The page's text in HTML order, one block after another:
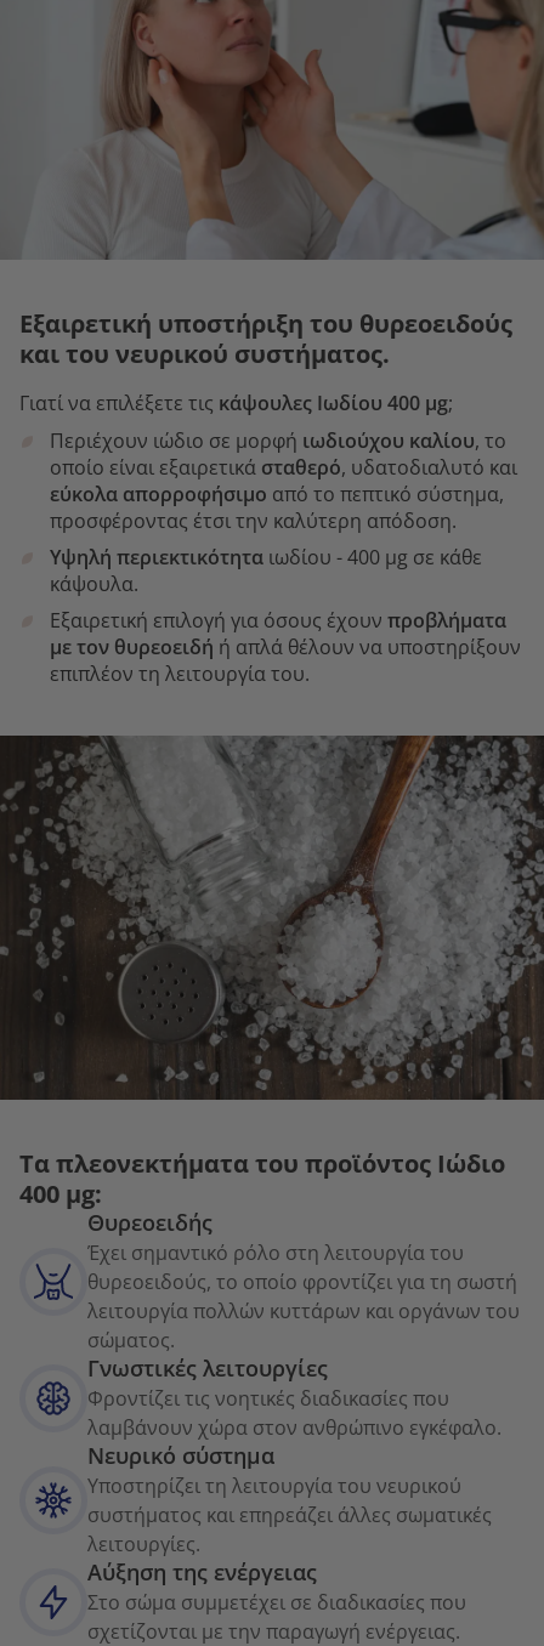
Εξαιρετική υποστήριξη του θυρεοειδούς
και του νευρικού συστήματος.
Γιατί να επιλέξετε τις κάψουλες Ιωδίου 400 µg;
Περιέχουν ιώδιο σε μορφή ιωδιούχου καλίου, το
οποίο είναι εξαιρετικά σταθερό, υδατοδιαλυτό και
εύκολα απορροφήσιμο από το πεπτικό σύστημα,
προσφέροντας έτσι την καλύτερη απόδοση.
Υψηλή περιεκτικότητα ιωδίου - 400 µg σε κάθε
κάψουλα.
Εξαιρετική επιλογή για όσους έχουν προβλήματα
με τον θυρεοειδή ή απλά θέλουν να υποστηρίξουν
επιπλέον τη λειτουργία του.
Τα πλεονεκτήματα του προϊόντος Ιώδιο
400 µg:
Θυρεοειδής
Έχει σημαντικό ρόλο στη λειτουργία του
θυρεοειδούς, το οποίο φροντίζει για τη σωστή
λειτουργία πολλών κυττάρων και οργάνων του
σώματος.
Γνωστικές λειτουργίες
Φροντίζει τις νοητικές διαδικασίες που
λαμβάνουν χώρα στον ανθρώπινο εγκέφαλο.
Νευρικό σύστημα
Υποστηρίζει τη λειτουργία του νευρικού
συστήματος και επηρεάζει άλλες σωματικές
λειτουργίες.
Αύξηση της ενέργειας
Στο σώμα συμμετέχει σε διαδικασίες που
σχετίζονται με την παραγωγή ενέργειας.